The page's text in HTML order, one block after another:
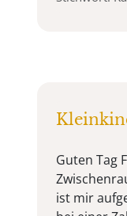
Guten Tag
ist mir